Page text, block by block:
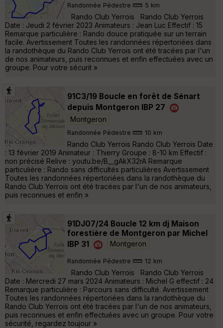
Randonnée Pédestre 5 km
Rando Club Yerrois Rando Club Yerrois
Date : Jeudi 2 février 2023 Animateurs : Jean Luc Effectif : 15
Remarque particulière : Rando douce pratiquée sur un terrain
facile. Avertissement Toutes les randonnées répertoriées dans
la randothèque du Rando Club Yerrois ont été tracées par l'un
de nos animateurs, puis reconnues et enfin effectuées avec un
groupe. Pour votre sécurit »
91C3/19 Boucle en forêt de Sénart
depuis Montgeron IBP 27
Montgeron
Randonnée Pédestre 10 km
Rando Club Yerrois Rando Club Yerrois Date
: 13 février 2019 Animateur : Thierry Groupe : 8-10 km Effectif :
non précisé Relive : youtu.be/B__gAkX32rA Remarque
particulière : Rando sans difficultés particulières Avertissement
Toutes les randonnées répertoriées dans la randothèque du
Rando Club Yerrois ont été tracées par l'un de nos animateurs,
puis reconnues et enfin »
91DJ07/24 Boucle 12 km dj Maison
forestière de Montgeron par Michel
IBP 31
Montgeron
Randonnée Pédestre 12 km
Rando Club Yerrois Rando Club Yerrois
Date : Mercredi 27 mars 2024 Animateurs : Michel G effectif : 24
Remarque particulière : Parcours sans difficulté. Avertissement
Toutes les randonnées répertoriées dans la randothèque du
Rando Club Yerrois ont été tracées par l'un de nos animateurs,
puis reconnues et enfin effectuées avec un groupe. Pour votre
sécurité, regardez toujour »